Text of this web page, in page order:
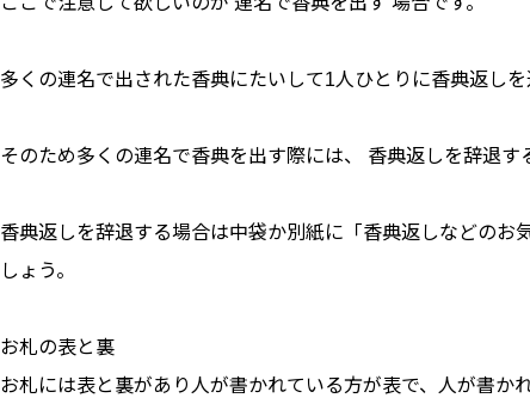
多くの連名で出された香典にたいして1人ひとりに香典返しを
そのため多くの連名で香典を出す際には、 香典返しを辞退す
香典返しを辞退する場合は中袋か別紙に「香典返しなどのお
しょう。
お札の表と裏
お札には表と裏があり人が書かれている方が表で、人が書か